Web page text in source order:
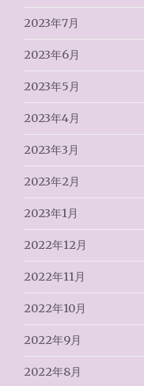
2023年7月
2023年6月
2023年5月
2023年4月
2023年3月
2023年2月
2023年1月
2022年12月
2022年11月
2022年10月
2022年9月
2022年8月